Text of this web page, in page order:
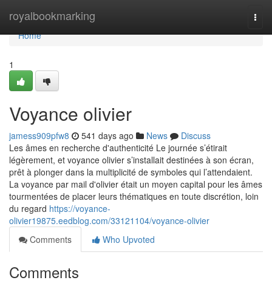
royalbookmarking
Home
Home
1
Voyance olivier
jamess909pfw8 541 days ago News
Discuss
Les âmes en recherche d'authenticité Le journée s’étirait
légèrement, et voyance olivier s’installait destinées à son écran,
prêt à plonger dans la multiplicité de symboles qui l’attendaient.
La voyance par mail d'olivier était un moyen capital pour les âmes
tourmentées de placer leurs thématiques en toute discrétion, loin
du regard https://voyance-
olivier19875.eedblog.com/33121104/voyance-olivier
Comments
Who Upvoted
Comments